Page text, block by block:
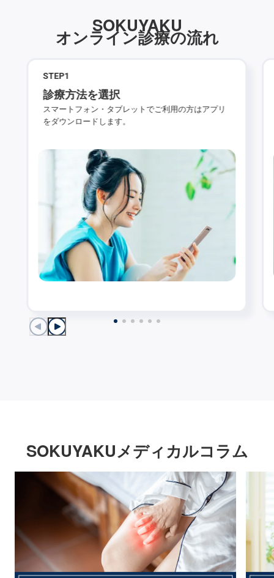
SOKUYAKU
オンライン診療の流れ
STEP1
診療方法を選択
スマートフォン・タブレットでご利用の方はアプリ
をダウンロードします。
SOKUYAKUメディカルコラム